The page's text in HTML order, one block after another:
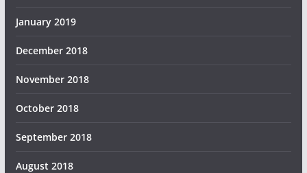
January 2019
December 2018
November 2018
October 2018
September 2018
August 2018